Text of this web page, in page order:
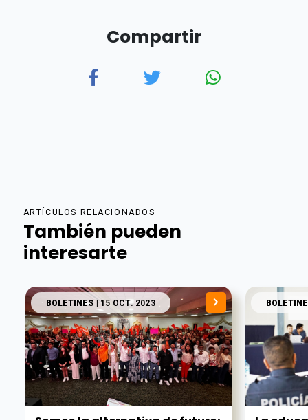
Compartir
ARTÍCULOS RELACIONADOS
También pueden
interesarte
BOLETINES | 15 OCT. 2023